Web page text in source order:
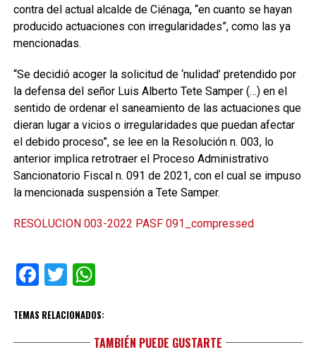
contra del actual alcalde de Ciénaga, “en cuanto se hayan
producido actuaciones con irregularidades”, como las ya
mencionadas.
“Se decidió acoger la solicitud de ‘nulidad’ pretendido por
la defensa del señor Luis Alberto Tete Samper (…) en el
sentido de ordenar el saneamiento de las actuaciones que
dieran lugar a vicios o irregularidades que puedan afectar
el debido proceso”, se lee en la Resolución n. 003, lo
anterior implica retrotraer el Proceso Administrativo
Sancionatorio Fiscal n. 091 de 2021, con el cual se impuso
la mencionada suspensión a Tete Samper.
RESOLUCION 003-2022 PASF 091_compressed
Facebook
TwitterWhatsApp
TEMAS RELACIONADOS:
TAMBIÉN PUEDE GUSTARTE